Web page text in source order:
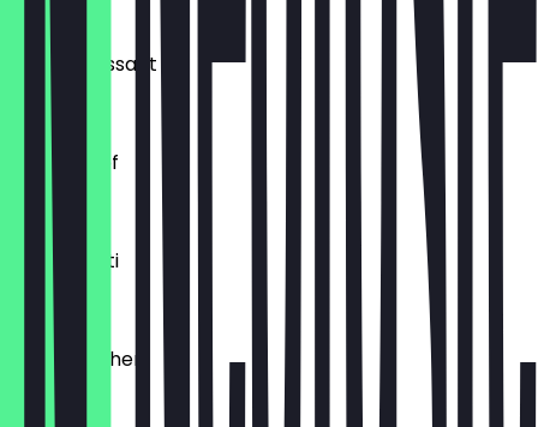
€ 0,54
Buttercroissant
€ 1,80
Laugenzopf
€ 1,20
Dinkelkrusti
€ 1,10
Käsebrötchen
€ 1,60